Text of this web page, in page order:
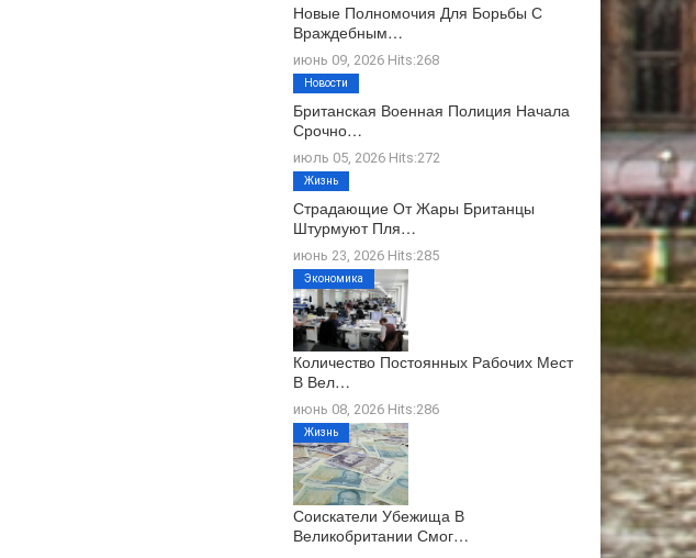
Новые Полномочия Для Борьбы С
Враждебным…
июнь 09, 2026 Hits:268
Британская Военная Полиция Начала
Срочно…
июль 05, 2026 Hits:272
Новости
Страдающие От Жары Британцы
Штурмуют Пля…
июнь 23, 2026 Hits:285
Жизнь
Количество Постоянных Рабочих Мест
В Вел…
июнь 08, 2026 Hits:286
Экономика
Соискатели Убежища В
Великобритании Смог…
Жизнь